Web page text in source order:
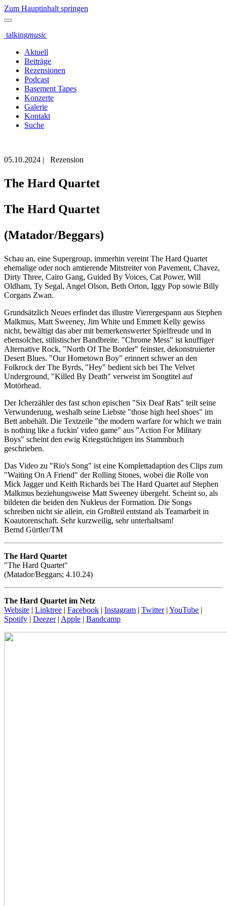
Zum Hauptinhalt springen
talkingmusic
Aktuell
Beiträge
Rezensionen
Podcast
Basement Tapes
Konzerte
Galerie
Kontakt
Suche
05.10.2024 | Rezension
The Hard Quartet
The Hard Quartet
(Matador/Beggars)
Schau an, eine Supergroup, immerhin vereint The Hard Quartet
ehemalige oder noch amtierende Mitstreiter von Pavement, Chavez,
Dirty Three, Cairo Gang, Guided By Voices, Cat Power, Will
Oldham, Ty Segal, Angel Olson, Beth Orton, Iggy Pop sowie Billy
Corgans Zwan.
Grundsätzlich Neues erfindet das illustre Vierergespann aus Stephen
Malkmus, Matt Sweeney, Jim White und Emmett Kelly gewiss
nicht, bewältigt das aber mit bemerkenswerter Spielfreude und in
ebensolcher, stilistischer Bandbreite. "Chrome Mess" ist knuffiger
Alternative Rock, "North Of The Border" feinster, dekonstruierter
Desert Blues. "Our Hometown Boy" erinnert schwer an den
Folkrock der The Byrds, "Hey" bedient sich bei The Velvet
Underground, "Killed By Death" verweist im Songtitel auf
Motörhead.
Der Icherzähler des fast schon epischen "Six Deaf Rats" teilt seine
Verwunderung, weshalb seine Liebste "those high heel shoes" im
Bett anbehält. Die Textzeile "the modern warfare for which we train
is nothing like a fuckin' video game" aus "Action For Military
Boys" scheint den ewig Kriegstüchtigen ins Stammbuch
geschrieben.
Das Video zu "Rio's Song" ist eine Komplettadaption des Clips zum
"Waiting On A Friend" der Rolling Stones, wobei die Rolle von
Mick Jagger und Keith Richards bei The Hard Quartet auf Stephen
Malkmus beziehungsweise Matt Sweeney übergeht. Scheint so, als
bildeten die beiden den Nukleus der Formation. Die Songs
schreiben nicht sie allein, ein Großteil entstand als Teamarbeit in
Koautorenschaft. Sehr kurzweilig, sehr unterhaltsam!
Bernd Gürtler/TM
The Hard Quartet
"The Hard Quartet"
(Matador/Beggars; 4.10.24)
The Hard Quartet im Netz
Website | Linktree | Facebook | Instagram | Twitter| YouTube |
Spotify | Deezer| Apple | Bandcamp